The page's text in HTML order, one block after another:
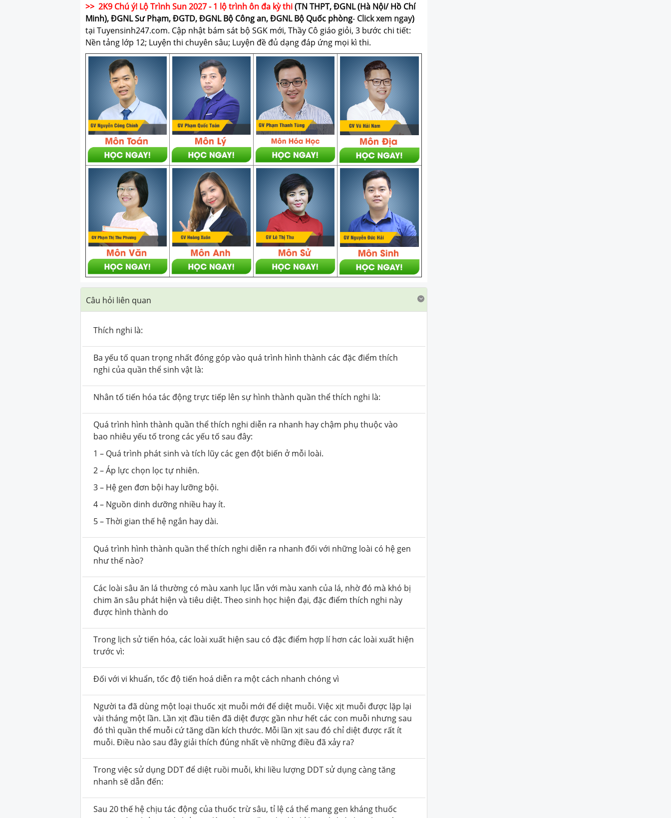
>> 2K9 Chú ý! Lộ Trình Sun 2027 - 1 lộ trình ôn đa kỳ thi(TN THPT, ĐGNL (Hà Nội/ Hồ Chí
Minh), ĐGNL Sư Phạm, ĐGTD, ĐGNL Bộ Công an, ĐGNL Bộ Quốc phòng- Click xem ngay)
tại Tuyensinh247.com. Cập nhật bám sát bộ SGK mới, Thầy Cô giáo giỏi, 3 bước chi tiết:
Nền tảng lớp 12; Luyện thi chuyên sâu; Luyện đề đủ dạng đáp ứng mọi kì thi.
Câu hỏi liên quan
Thích nghi là:
Ba yếu tố quan trọng nhất đóng góp vào quá trình hình thành các đặc điểm thích
nghi của quần thể sinh vật là:
Nhân tố tiến hóa tác động trực tiếp lên sự hình thành quần thể thích nghi là:
Quá trình hình thành quần thể thích nghi diễn ra nhanh hay chậm phụ thuộc vào
bao nhiêu yếu tố trong các yếu tố sau đây:
1 – Quá trình phát sinh và tích lũy các gen đột biến ở mỗi loài.
2 – Áp lực chọn lọc tự nhiên.
3 – Hệ gen đơn bội hay lưỡng bội.
4 – Nguồn dinh dưỡng nhiều hay ít.
5 – Thời gian thế hệ ngắn hay dài.
Quá trình hình thành quần thể thích nghi diễn ra nhanh đối với những loài có hệ gen
như thế nào?
Các loài sâu ăn lá thường có màu xanh lục lẫn với màu xanh của lá, nhờ đó mà khó bị
chim ăn sâu phát hiện và tiêu diệt. Theo sinh học hiện đại, đặc điểm thích nghi này
được hình thành do
Trong lịch sử tiến hóa, các loài xuất hiện sau có đặc điểm hợp lí hơn các loài xuất hiện
trước vì:
Đối với vi khuẩn, tốc độ tiến hoá diễn ra một cách nhanh chóng vì
Người ta đã dùng một loại thuốc xịt muỗi mới để diệt muỗi. Việc xịt muỗi được lặp lại
vài tháng một lần. Lần xịt đầu tiên đã diệt được gần như hết các con muỗi nhưng sau
đó thì quần thể muỗi cứ tăng dần kích thước. Mỗi lần xịt sau đó chỉ diệt được rất ít
muỗi. Điều nào sau đây giải thích đúng nhất về những điều đã xảy ra?
Trong việc sử dụng DDT để diệt ruồi muỗi, khi liều lượng DDT sử dụng càng tăng
nhanh sẽ dẫn đến:
Sau 20 thế hệ chịu tác động của thuốc trừ sâu, tỉ lệ cá thể mang gen kháng thuốc